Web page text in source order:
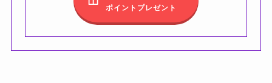
ポイントプレゼント